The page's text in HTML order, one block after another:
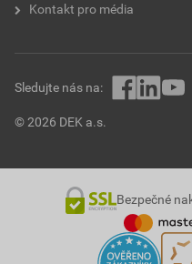
Kontakt pro média
© 2026 DEK a.s.
Sledujte nás na:
Bezpečné